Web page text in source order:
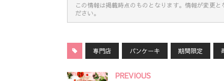
この情報は掲載時点のものとなります。情報が変更
ださい。
専門店 パンケーキ 期間限定
PREVIOUS